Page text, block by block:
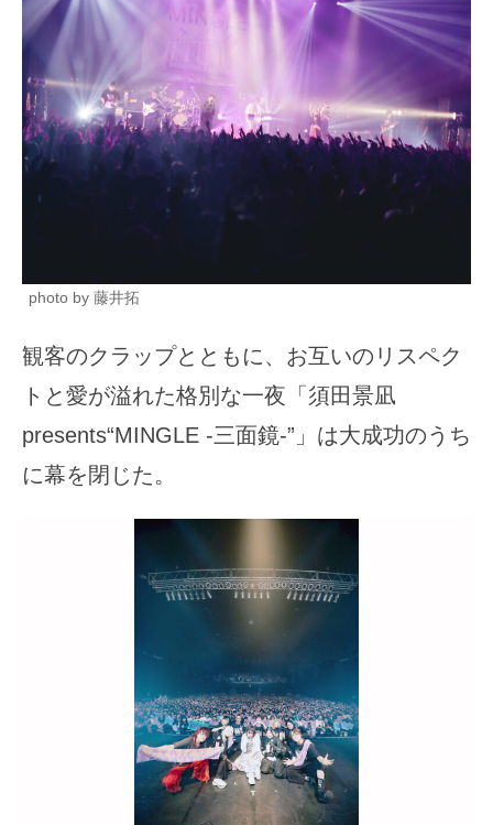
photo by 藤井拓
観客のクラップとともに、お互いのリスペク
トと愛が溢れた格別な一夜「須田景凪
presents“MINGLE -三面鏡-”」は大成功のうち
に幕を閉じた。